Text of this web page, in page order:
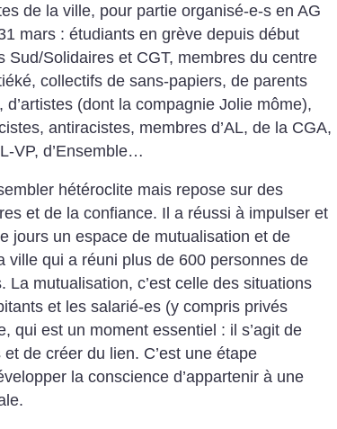
de la ville, pour partie organisé-e-s en AG
mars : étudiants en grève depuis début
Sud/Solidaires et CGT, membres du centre
collectifs de sans-papiers, de parents
(dont la compagnie Jolie môme),
antiracistes, membres d’AL, de la CGA,
VP, d’Ensemble…
hétéroclite mais repose sur des
et de la confiance. Il a réussi à impulser et
jours un espace de mutualisation et de
ville qui a réuni plus de 600 personnes de
La mutualisation, c’est celle des situations
et les salarié-es (y compris privés
qui est un moment essentiel : il s’agit de
et de créer du lien. C’est une étape
la conscience d’appartenir à une